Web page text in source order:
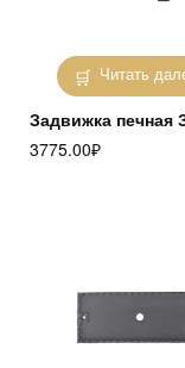
Читать
Задвижка печная
3775.00₽